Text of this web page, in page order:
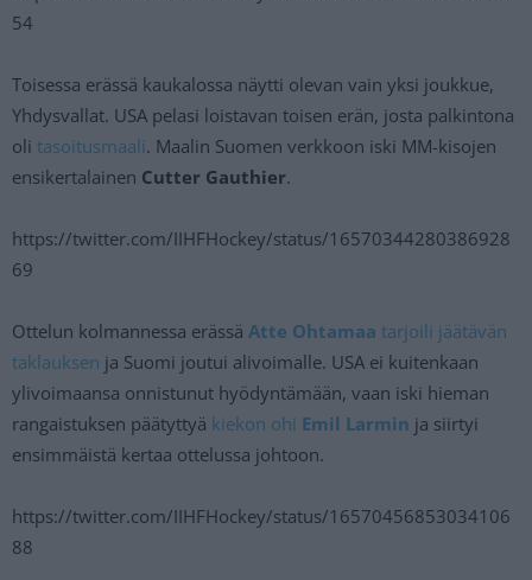
54
Toisessa erässä kaukalossa näytti olevan vain yksi joukkue,
Yhdysvallat. USA pelasi loistavan toisen erän, josta palkintona
oli tasoitusmaali. Maalin Suomen verkkoon iski MM-kisojen
ensikertalainen Cutter Gauthier.
https://twitter.com/IIHFHockey/status/16570344280386928
69
Ottelun kolmannessa erässä Atte Ohtamaa tarjoili jäätävän
taklauksen ja Suomi joutui alivoimalle. USA ei kuitenkaan
ylivoimaansa onnistunut hyödyntämään, vaan iski hieman
rangaistuksen päätyttyä kiekon ohi Emil Larmin ja siirtyi
ensimmäistä kertaa ottelussa johtoon.
https://twitter.com/IIHFHockey/status/16570456853034106
88